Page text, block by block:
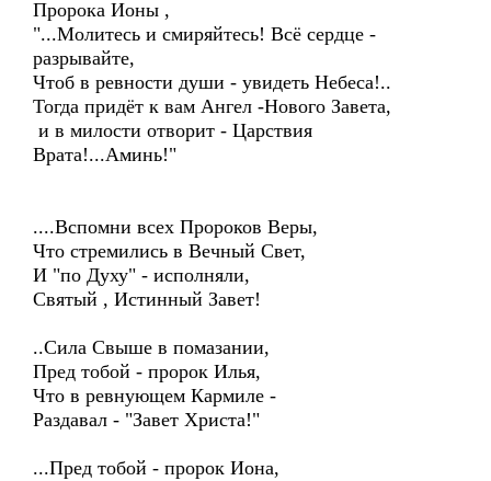
Пророка Ионы ,
"...Молитесь и смиряйтесь! Всё сердце -
разрывайте,
Чтоб в ревности души - увидеть Небеса!..
Тогда придёт к вам Ангел -Нового Завета,
и в милости отворит - Царствия
Врата!...Аминь!"
....Вспомни всех Пророков Веры,
Что стремились в Вечный Свет,
И "по Духу" - исполняли,
Святый , Истинный Завет!
..Сила Свыше в помазании,
Пред тобой - пророк Илья,
Что в ревнующем Кармиле -
Раздавал - "Завет Христа!"
...Пред тобой - пророк Иона,